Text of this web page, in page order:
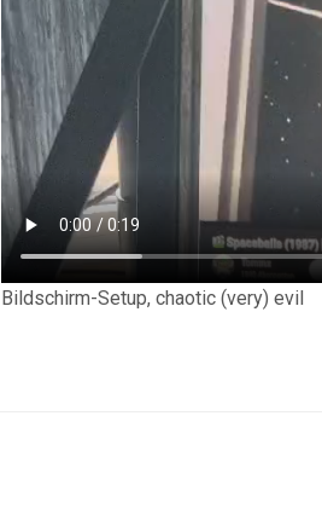
Bildschirm-Setup, chaotic (very) evil